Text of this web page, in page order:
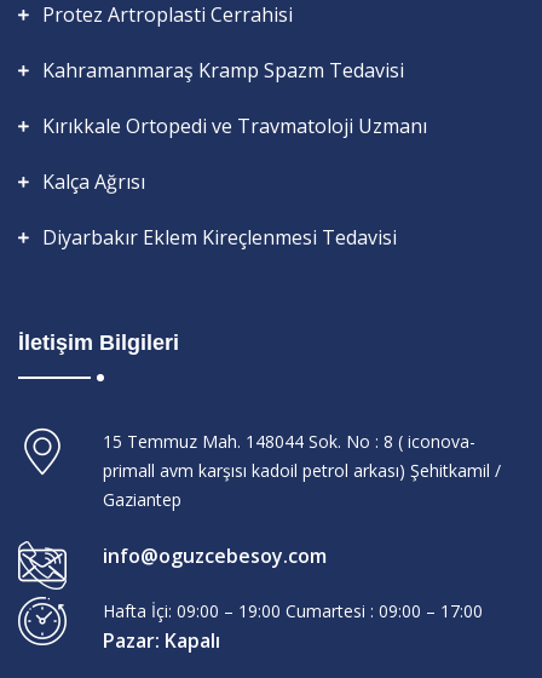
Protez Artroplasti Cerrahisi
Kahramanmaraş Kramp Spazm Tedavisi
Kırıkkale Ortopedi ve Travmatoloji Uzmanı
Kalça Ağrısı
Diyarbakır Eklem Kireçlenmesi Tedavisi
İletişim Bilgileri
15 Temmuz Mah. 148044 Sok. No : 8 ( iconova-
primall avm karşısı kadoil petrol arkası) Şehitkamil /
Gaziantep
info@oguzcebesoy.com
Hafta İçi: 09:00 – 19:00 Cumartesi : 09:00 – 17:00
Pazar: Kapalı